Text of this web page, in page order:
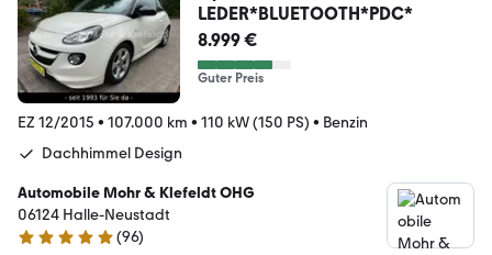
LEDER*BLUETOOTH*PDC*
8.999 €
Guter Preis
EZ 12/2015 • 107.000 km • 110 kW (150 PS) • Benzin
Dachhimmel Design
Automobile Mohr & Klefeldt OHG
06124 Halle-Neustadt
4.8 Sterne
(96)